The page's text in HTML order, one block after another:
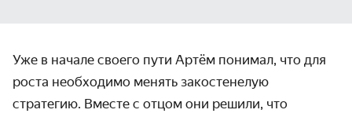
Уже в начале своего пути Артём понимал, что для
роста необходимо менять закостенелую
стратегию. Вместе с отцом они решили, что